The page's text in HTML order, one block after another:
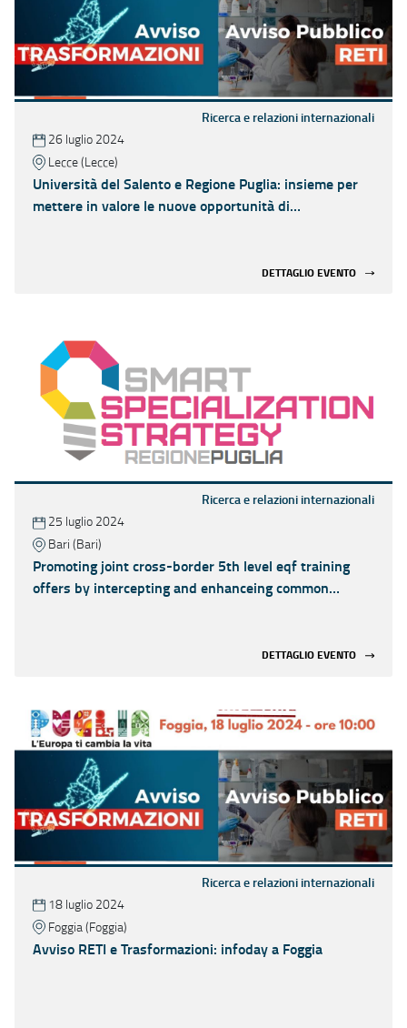
Ricerca e relazioni internazionali
26 luglio 2024
Lecce (Lecce)
Università del Salento e Regione Puglia: insieme per
mettere in valore le nuove opportunità di
DETTAGLIO EVENTO
Ricerca e relazioni internazionali
25 luglio 2024
Bari (Bari)
Promoting joint cross-border 5th level eqf training
offers by intercepting and enhanceing common
DETTAGLIO EVENTO
Ricerca e relazioni internazionali
18 luglio 2024
Foggia (Foggia)
Avviso RETI e Trasformazioni: infoday a Foggia